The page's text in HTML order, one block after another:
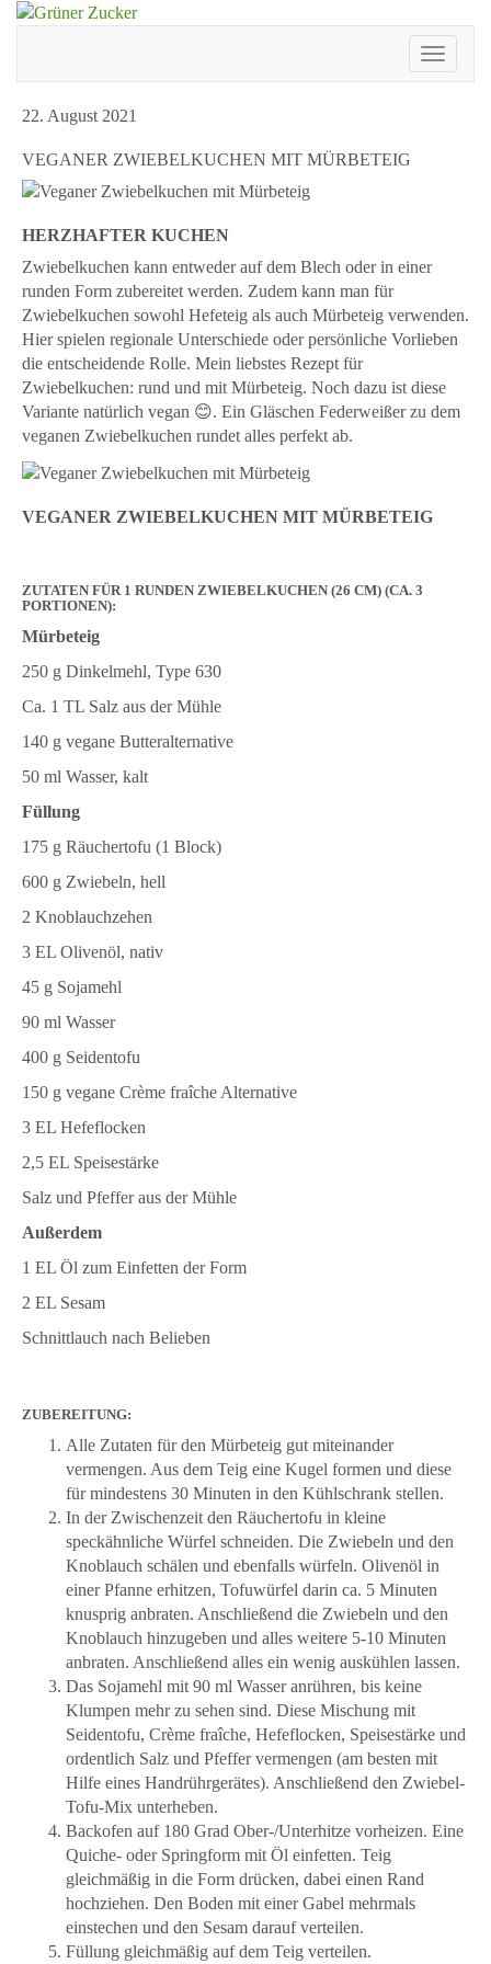
Skip
Toggle
22. August 2021
VEGANER ZWIEBELKUCHEN MIT MÜRBETEIG
HERZHAFTER KUCHEN
Zwiebelkuchen kann entweder auf dem Blech oder in einer
runden Form zubereitet werden. Zudem kann man für
Zwiebelkuchen sowohl Hefeteig als auch Mürbeteig verwenden.
Hier spielen regionale Unterschiede oder persönliche Vorlieben
die entscheidende Rolle. Mein liebstes Rezept für
Zwiebelkuchen: rund und mit Mürbeteig. Noch dazu ist diese
Variante natürlich vegan 😊. Ein Gläschen Federweißer zu dem
veganen Zwiebelkuchen rundet alles perfekt ab.
VEGANER ZWIEBELKUCHEN MIT MÜRBETEIG
ZUTATEN FÜR 1 RUNDEN ZWIEBELKUCHEN (26 CM) (CA. 3
PORTIONEN):
Mürbeteig
250 g Dinkelmehl, Type 630
Ca. 1 TL Salz aus der Mühle
140 g vegane Butteralternative
50 ml Wasser, kalt
Füllung
175 g Räuchertofu (1 Block)
600 g Zwiebeln, hell
2 Knoblauchzehen
3 EL Olivenöl, nativ
45 g Sojamehl
90 ml Wasser
400 g Seidentofu
150 g vegane Crème fraîche Alternative
3 EL Hefeflocken
2,5 EL Speisestärke
Salz und Pfeffer aus der Mühle
Außerdem
1 EL Öl zum Einfetten der Form
2 EL Sesam
Schnittlauch nach Belieben
ZUBEREITUNG:
Alle Zutaten für den Mürbeteig gut miteinander
vermengen. Aus dem Teig eine Kugel formen und diese
für mindestens 30 Minuten in den Kühlschrank stellen.
In der Zwischenzeit den Räuchertofu in kleine
speckähnliche Würfel schneiden. Die Zwiebeln und den
Knoblauch schälen und ebenfalls würfeln. Olivenöl in
einer Pfanne erhitzen, Tofuwürfel darin ca. 5 Minuten
knusprig anbraten. Anschließend die Zwiebeln und den
Knoblauch hinzugeben und alles weitere 5-10 Minuten
anbraten. Anschließend alles ein wenig auskühlen lassen.
Das Sojamehl mit 90 ml Wasser anrühren, bis keine
Klumpen mehr zu sehen sind. Diese Mischung mit
Seidentofu, Crème fraîche, Hefeflocken, Speisestärke und
ordentlich Salz und Pfeffer vermengen (am besten mit
Hilfe eines Handrührgerätes). Anschließend den Zwiebel-
Tofu-Mix unterheben.
Backofen auf 180 Grad Ober-/Unterhitze vorheizen. Eine
Quiche- oder Springform mit Öl einfetten. Teig
gleichmäßig in die Form drücken, dabei einen Rand
hochziehen. Den Boden mit einer Gabel mehrmals
einstechen und den Sesam darauf verteilen.
Füllung gleichmäßig auf dem Teig verteilen.